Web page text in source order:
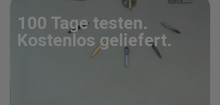
100 Tage testen.
Kostenlos geliefert.